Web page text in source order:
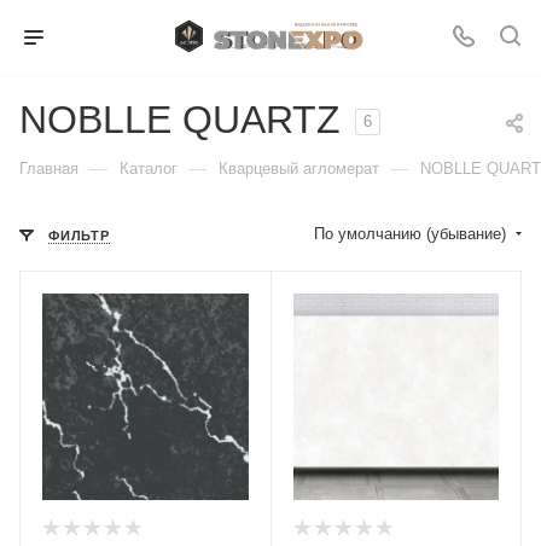
NOBLLE QUARTZ 6
Главная — Каталог — Кварцевый агломерат — NOBLLE
ФИЛЬТР По умолчанию (убывание)